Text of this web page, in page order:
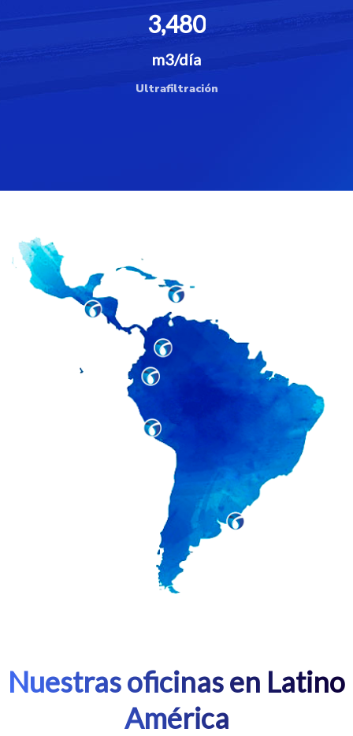
3,480
m3/día
Ultrafiltración
Nuestras oficinas en Latino
América